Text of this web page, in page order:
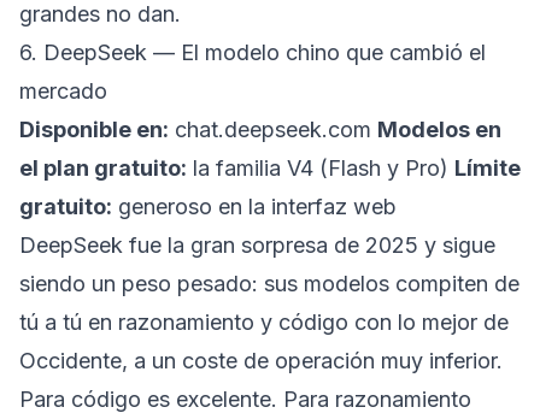
grandes no dan.
6. DeepSeek — El modelo chino que cambió el
mercado
Disponible en: chat.deepseek.com Modelos en
el plan gratuito: la familia V4 (Flash y Pro) Límite
gratuito: generoso en la interfaz web
DeepSeek fue la gran sorpresa de 2025 y sigue
siendo un peso pesado: sus modelos compiten de
tú a tú en razonamiento y código con lo mejor de
Occidente, a un coste de operación muy inferior.
Para código es excelente. Para razonamiento